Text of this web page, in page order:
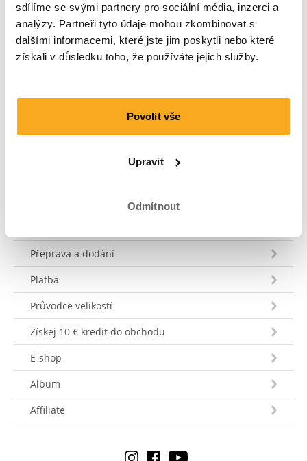
sdílíme se svými partnery pro sociální média, inzerci a
analýzy. Partneři tyto údaje mohou zkombinovat s
dalšími informacemi, které jste jim poskytli nebo které
získali v důsledku toho, že používáte jejich služby.
Povolit vše
Upravit
Odmítnout
Jsme tu pro tebe 24 hodin denně, 7 dní v týdnu! Použij
náš chatbot a získej rychlou odpověď. Klikni na
„Kontaktuj nás“, vyber typ svého předplatné a polož svůj
dotaz. Můžeš nás také kontaktovat prostřednictvím e-
73 303 41 75 (ma–pá, 09:00–12:00).
Přeprava a dodání
Platba
Průvodce velikostí
Získej 10 € kredit do obchodu
E-shop
Album
Affiliate